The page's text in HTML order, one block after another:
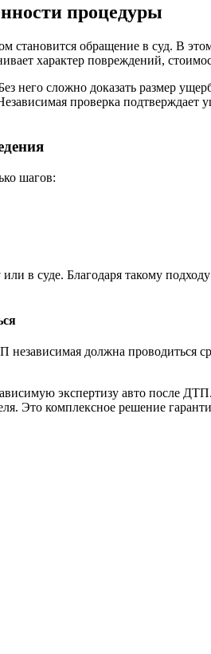
процедуры
обращение в суд. В
характер повреждений,
него сложно доказать размер
проверка
шагов:
в суде. Благодаря такому
должна проводиться
экспертизу авто после
Это комплексное решение